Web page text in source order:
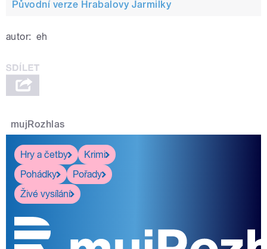
Původní verze Hrabalovy Jarmilky
autor: eh
mujRozhlas
Hry a četby
Krimi
Pohádky
Pořady
Živé vysílání